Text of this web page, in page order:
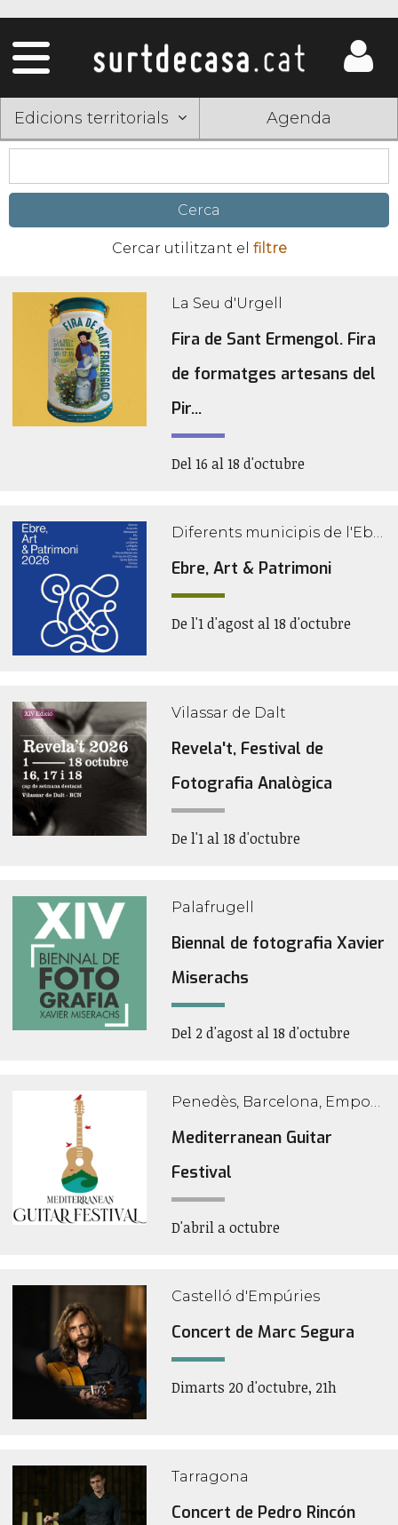
Edicions territorials Agenda
Cercar utilitzant el filtre
La Seu d'Urgell
Fira de Sant Ermengol. Fira
de formatges artesans del
Pir...
Del 16 al 18 d'octubre
Diferents municipis de l'Ebre
Ebre, Art & Patrimoni
De l'1 d'agost al 18 d'octubre
Vilassar de Dalt
Revela't, Festival de
Fotografia Analògica
De l'1 al 18 d'octubre
Palafrugell
Biennal de fotografia Xavier
Miserachs
Del 2 d'agost al 18 d'octubre
Penedès, Barcelona, Empordà, Tarragona i Girona
Mediterranean Guitar
Festival
D'abril a octubre
Castelló d'Empúries
Concert de Marc Segura
Dimarts 20 d'octubre, 21h
Tarragona
Concert de Pedro Rincón
Pàgines